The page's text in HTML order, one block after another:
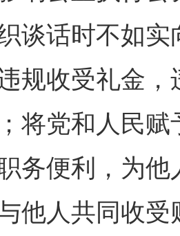
谈话时不如
规收受礼金
将党和人民
务便利，为
他人共同收